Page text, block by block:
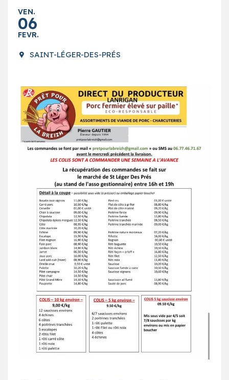
VEN.
06
FEVR.
SAINT-LÉGER-DES-PRÉS